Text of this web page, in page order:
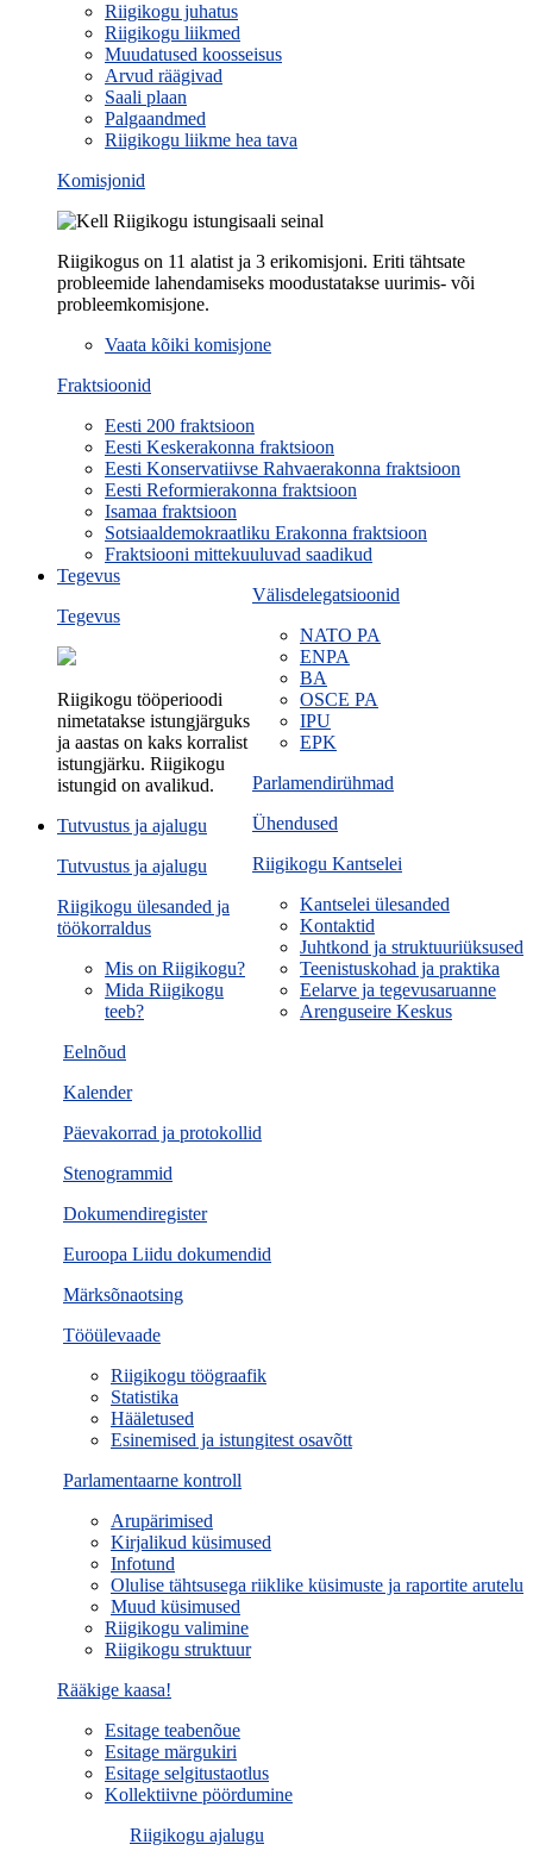
Riigikogu juhatus
Riigikogu liikmed
Muudatused koosseisus
Arvud räägivad
Saali plaan
Palgaandmed
Riigikogu liikme hea tava
Komisjonid
Riigikogus on 11 alatist ja 3 erikomisjoni. Eriti tähtsate
probleemide lahendamiseks moodustatakse uurimis- või
probleemkomisjone.
Vaata kõiki komisjone
Fraktsioonid
Eesti 200 fraktsioon
Eesti Keskerakonna fraktsioon
Eesti Konservatiivse Rahvaerakonna fraktsioon
Eesti Reformierakonna fraktsioon
Isamaa fraktsioon
Sotsiaaldemokraatliku Erakonna fraktsioon
Fraktsiooni mittekuuluvad saadikud
Välisdelegatsioonid
NATO PA
ENPA
BA
OSCE PA
IPU
EPK
Parlamendirühmad
Ühendused
Riigikogu Kantselei
Kantselei ülesanded
Kontaktid
Juhtkond ja struktuuriüksused
Teenistuskohad ja praktika
Eelarve ja tegevusaruanne
Arenguseire Keskus
Tegevus
Tegevus
Riigikogu tööperioodi
nimetatakse istungjärguks
ja aastas on kaks korralist
istungjärku. Riigikogu
istungid on avalikud.
Eelnõud
Kalender
Päevakorrad ja protokollid
Stenogrammid
Dokumendiregister
Euroopa Liidu dokumendid
Märksõnaotsing
Tööülevaade
Riigikogu töögraafik
Statistika
Hääletused
Esinemised ja istungitest osavõtt
Parlamentaarne kontroll
Arupärimised
Kirjalikud küsimused
Infotund
Olulise tähtsusega riiklike küsimuste ja raportite arutelu
Muud küsimused
Tutvustus ja ajalugu
Tutvustus ja ajalugu
Riigikogu ülesanded ja
töökorraldus
Mis on Riigikogu?
Mida Riigikogu
teeb?
Riigikogu valimine
Riigikogu struktuur
Rääkige kaasa!
Esitage teabenõue
Esitage märgukiri
Esitage selgitustaotlus
Kollektiivne pöördumine
Riigikogu ajalugu